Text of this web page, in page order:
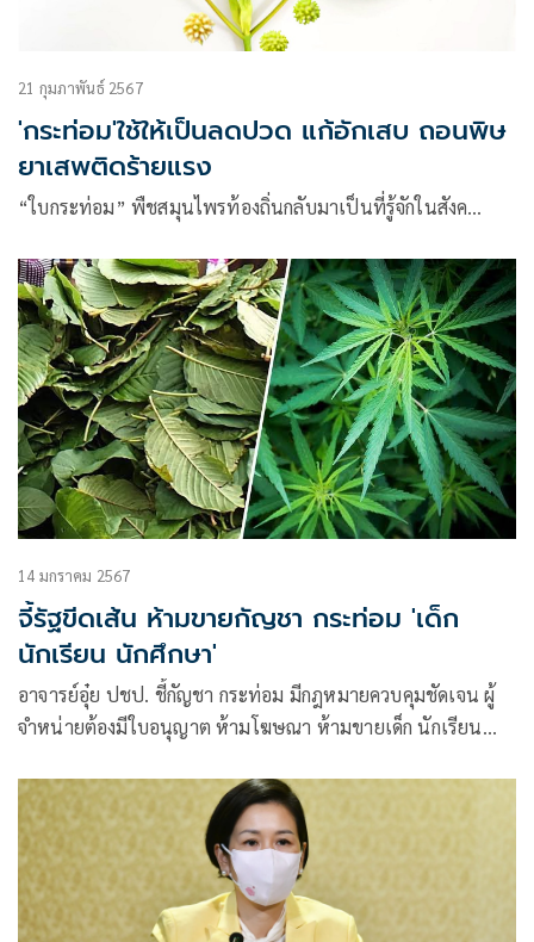
21 กุมภาพันธ์ 2567
'กระท่อม'ใช้ให้เป็นลดปวด แก้อักเสบ ถอนพิษ
ยาเสพติดร้ายแรง
“ใบกระท่อม” พืชสมุนไพรท้องถิ่นกลับมาเป็นที่รู้จักในสังค…
14 มกราคม 2567
จี้รัฐขีดเส้น ห้ามขายกัญชา กระท่อม 'เด็ก
นักเรียน นักศึกษา'
อาจารย์อุ๋ย ปชป. ชี้กัญชา กระท่อม มีกฎหมายควบคุมชัดเจน ผู้
จำหน่ายต้องมีใบอนุญาต ห้ามโฆษณา ห้ามขายเด็ก นักเรียน